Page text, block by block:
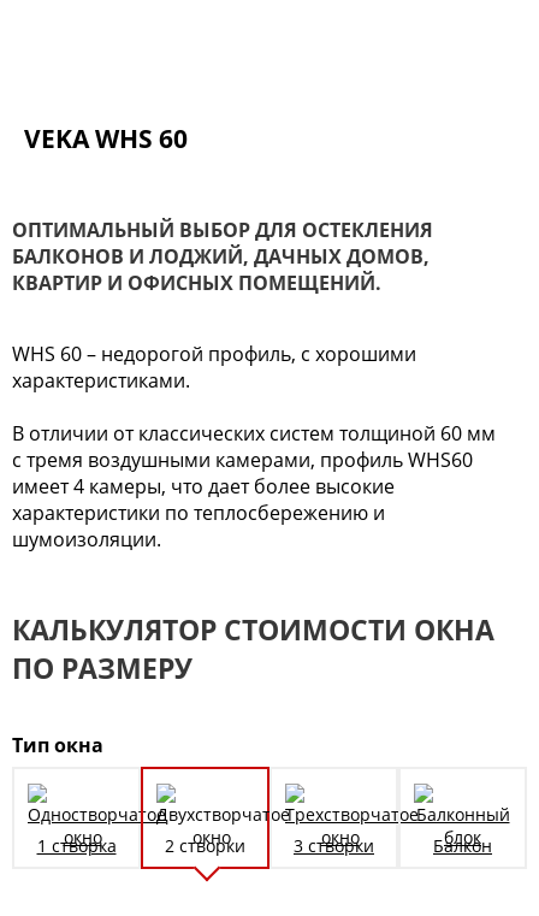
VEKA WHS 60
ОПТИМАЛЬНЫЙ ВЫБОР ДЛЯ ОСТЕКЛЕНИЯ
БАЛКОНОВ И ЛОДЖИЙ, ДАЧНЫХ ДОМОВ,
КВАРТИР И ОФИСНЫХ ПОМЕЩЕНИЙ.
WHS 60 – недорогой профиль, с хорошими
характеристиками.
В отличии от классических систем толщиной 60 мм
с тремя воздушными камерами, профиль WHS60
имеет 4 камеры, что дает более высокие
характеристики по теплосбережению и
шумоизоляции.
КАЛЬКУЛЯТОР СТОИМОСТИ ОКНА
ПО РАЗМЕРУ
Тип окна
1 створка 2 створки 3 створки Балкон